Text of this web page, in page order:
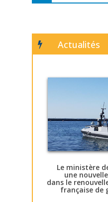
Actualités
Le ministère
une
dans le
française de